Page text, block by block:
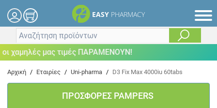
EASY PHARMACY
μας τιμές ΠΑΡΑΜΕΝΟΥΝ!
Αρχική / Εταιρίες / Uni-pharma / D3 Fix Max 4000iu 60tabs
ΠΡΟΣΦΟΡΕΣ PAMPERS